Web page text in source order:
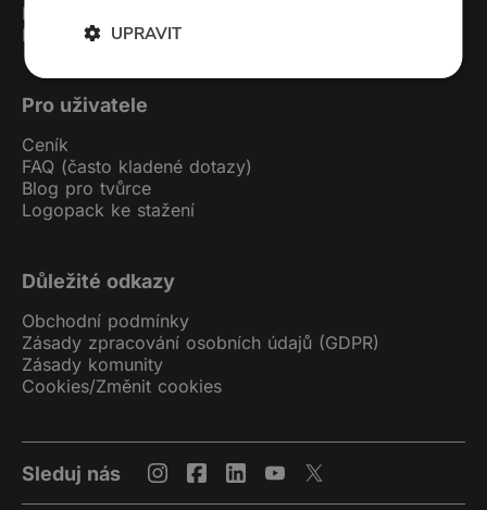
Kontakt
Podcast studio
Pro uživatele
Ceník
FAQ (často kladené dotazy)
Blog pro tvůrce
Logopack ke stažení
Důležité odkazy
Obchodní podmínky
Zásady zpracování osobních údajů (GDPR)
Zásady komunity
Cookies/Změnit cookies
Sleduj nás
UPRAVIT